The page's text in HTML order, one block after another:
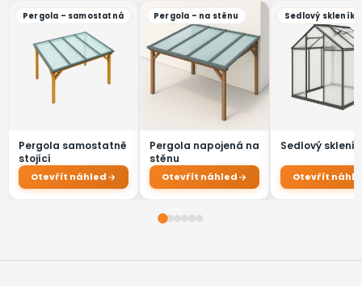
í
p
r
v
k
y
p
i
s
u
Z